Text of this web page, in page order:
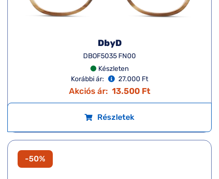
DbyD
DBOF5035 FN00
Készleten
Korábbi ár:
27.000 Ft
Akciós ár: 13.500 Ft
Részletek
-50%